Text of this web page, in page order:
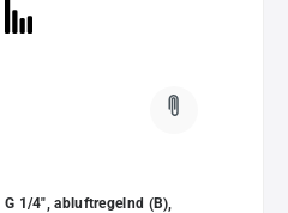
1/4", abluftregelnd (B),